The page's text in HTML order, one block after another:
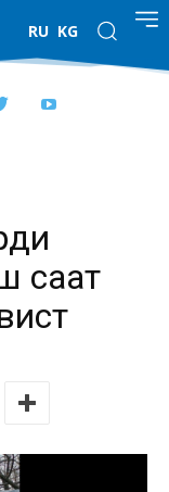
RU KG
саат